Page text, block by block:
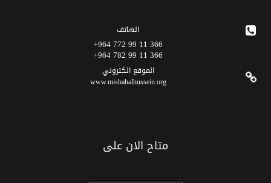
الهاتف
366 11 99 772 964+
366 11 99 782 964+
الموقع الکتروني
www.misbahalhussein.org
متاح الان على